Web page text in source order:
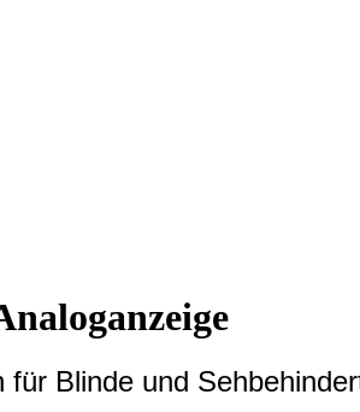
für Blinde und